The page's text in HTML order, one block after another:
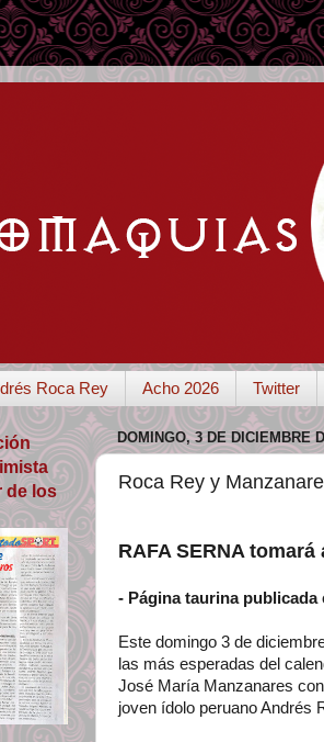
Roca Rey Acho 2026 Twitter
DOMINGO, 3 DE DICIEMBRE
Roca Rey y
RAFA SERNA
- Página taurina publicada
Este domingo 3 de
las más esperadas del
José María Manzanares
joven ídolo peruano Andrés
de los